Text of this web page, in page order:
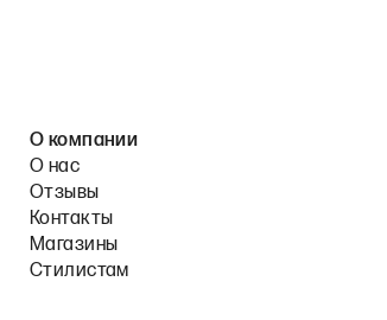
О компании
О нас
Отзывы
Контакты
Магазины
Стилистам